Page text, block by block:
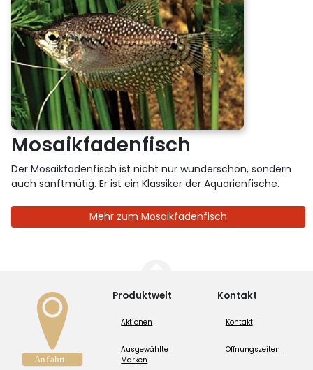
Mosaikfadenfisch
Der Mosaikfadenfisch ist nicht nur wunderschön, sondern
auch sanftmütig. Er ist ein Klassiker der Aquarienfische.
Mehr zum Mosaikfadenfisch
Produktwelt
Aktionen
Ausgewählte
Marken
Kontakt
Kontakt
Öffnungszeiten